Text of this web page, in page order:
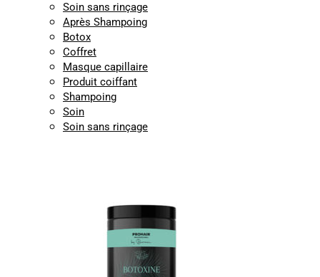
Soin sans rinçage
Après Shampoing
Botox
Coffret
Masque capillaire
Produit coiffant
Shampoing
Soin
Soin sans rinçage